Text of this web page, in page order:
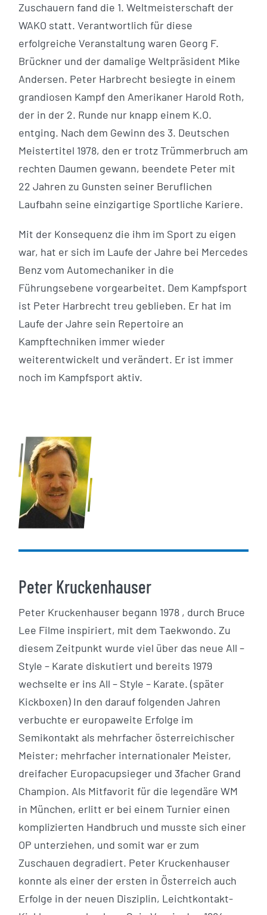
Zuschauern fand die 1. Weltmeisterschaft der
WAKO statt. Verantwortlich für diese
erfolgreiche Veranstaltung waren Georg F.
Brückner und der damalige Weltpräsident Mike
Andersen. Peter Harbrecht besiegte in einem
grandiosen Kampf den Amerikaner Harold Roth,
der in der 2. Runde nur knapp einem K.O.
entging. Nach dem Gewinn des 3. Deutschen
Meistertitel 1978, den er trotz Trümmerbruch am
rechten Daumen gewann, beendete Peter mit
22 Jahren zu Gunsten seiner Beruflichen
Laufbahn seine einzigartige Sportliche Kariere.
Mit der Konsequenz die ihm im Sport zu eigen
war, hat er sich im Laufe der Jahre bei Mercedes
Benz vom Automechaniker in die
Führungsebene vorgearbeitet. Dem Kampfsport
ist Peter Harbrecht treu geblieben. Er hat im
Laufe der Jahre sein Repertoire an
Kampftechniken immer wieder
weiterentwickelt und verändert. Er ist immer
noch im Kampfsport aktiv.
Peter Kruckenhauser
Peter Kruckenhauser begann 1978 , durch Bruce
Lee Filme inspiriert, mit dem Taekwondo. Zu
diesem Zeitpunkt wurde viel über das neue All –
Style – Karate diskutiert und bereits 1979
wechselte er ins All – Style – Karate. (später
Kickboxen) In den darauf folgenden Jahren
verbuchte er europaweite Erfolge im
Semikontakt als mehrfacher österreichischer
Meister; mehrfacher internationaler Meister,
dreifacher Europacupsieger und 3facher Grand
Champion. Als Mitfavorit für die legendäre WM
in München, erlitt er bei einem Turnier einen
komplizierten Handbruch und musste sich einer
OP unterziehen, und somit war er zum
Zuschauen degradiert. Peter Kruckenhauser
konnte als einer der ersten in Österreich auch
Erfolge in der neuen Disziplin, Leichtkontakt-